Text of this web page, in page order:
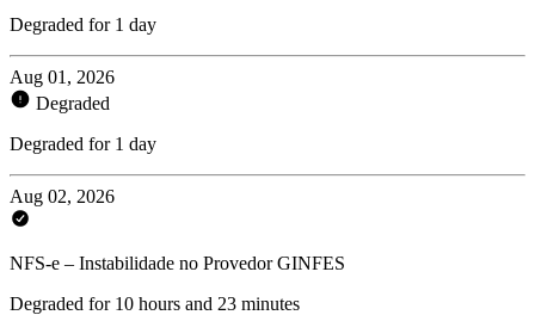
Degraded for 1 day
Aug 01, 2026
Degraded
Degraded for 1 day
Aug 02, 2026
NFS-e – Instabilidade no Provedor GINFES
Degraded for 10 hours and 23 minutes